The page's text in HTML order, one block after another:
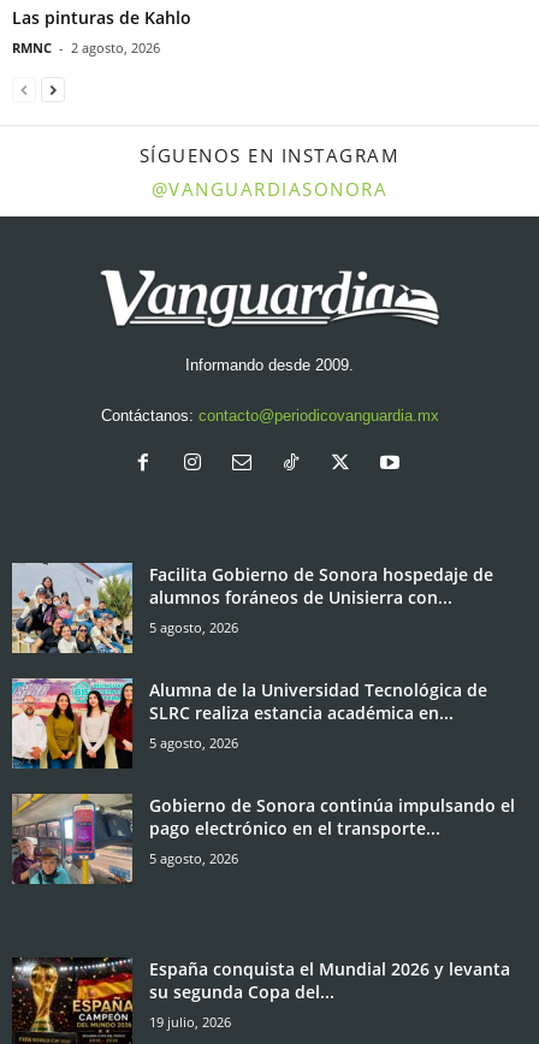
Las pinturas de Kahlo
RMNC - 2 agosto, 2026
SÍGUENOS EN INSTAGRAM
@VANGUARDIASONORA
Informando desde 2009.
Contáctanos: contacto@periodicovanguardia.mx
Facilita Gobierno de Sonora hospedaje de
alumnos foráneos de Unisierra con...
5 agosto, 2026
Alumna de la Universidad Tecnológica de
SLRC realiza estancia académica en...
5 agosto, 2026
Gobierno de Sonora continúa impulsando el
pago electrónico en el transporte...
5 agosto, 2026
España conquista el Mundial 2026 y levanta
su segunda Copa del...
19 julio, 2026